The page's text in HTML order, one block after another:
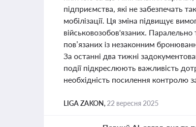
підприємства, які не забезпечать
мобілізації. Ця зміна підвищує
військовозобов'язаних.
пов’язаних із незаконним
За останні два тижні
події підкреслюють важливість
необхідність посилення контролю
LIGA ZAKON, 22 вересня 2025